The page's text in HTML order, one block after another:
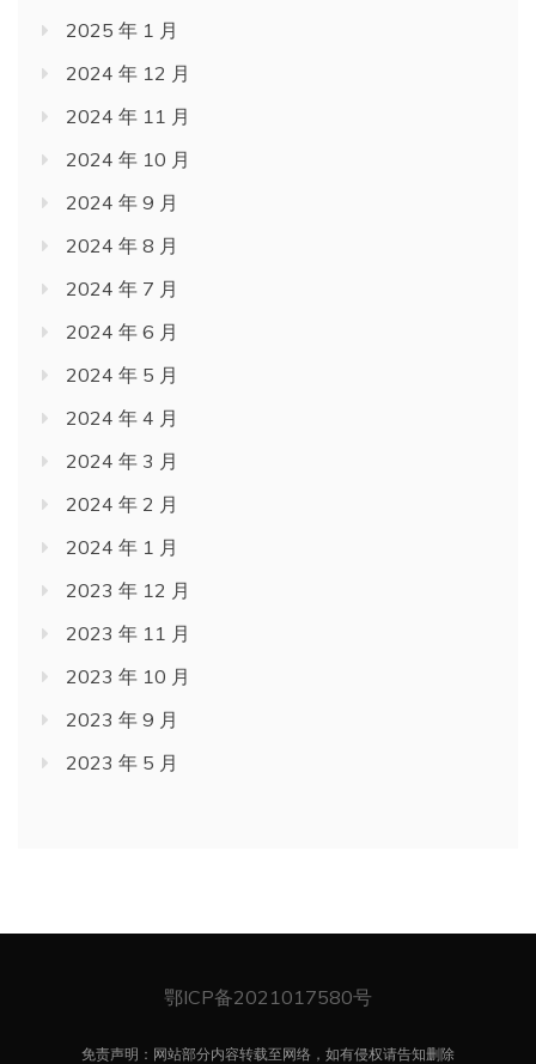
2025 年 1 月
2024 年 12 月
2024 年 11 月
2024 年 10 月
2024 年 9 月
2024 年 8 月
2024 年 7 月
2024 年 6 月
2024 年 5 月
2024 年 4 月
2024 年 3 月
2024 年 2 月
2024 年 1 月
2023 年 12 月
2023 年 11 月
2023 年 10 月
2023 年 9 月
2023 年 5 月
鄂ICP备2021017580号
免责声明：网站部分内容转载至网络，如有侵权请告知删除